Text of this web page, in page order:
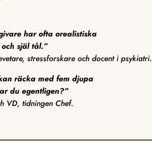
har ofta orealistiska
själ tål.”
stressforskare och docent i psykiatri.
räcka med fem djupa
du egentligen?”
VD, tidningen Chef.